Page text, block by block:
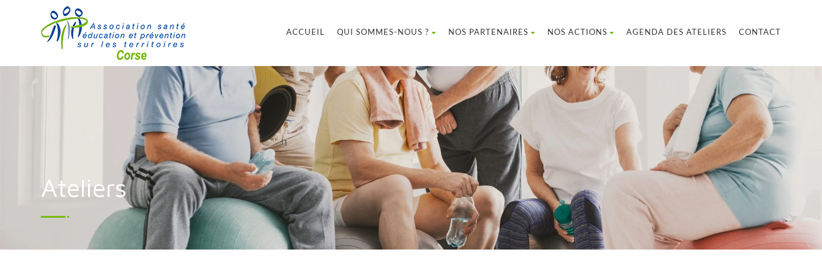
ACCUEIL QUI SOMMES-NOUS ? NOS PARTENAIRES NOS ACTIONS AGENDA DES ATELIERS CONTACT
Ateliers